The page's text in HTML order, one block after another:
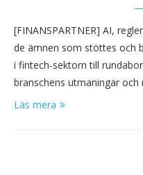
[FINANSPARTNER] AI,
de ämnen som stöttes och
i fintech-sektorn till
branschens utmaningar
Läs mera